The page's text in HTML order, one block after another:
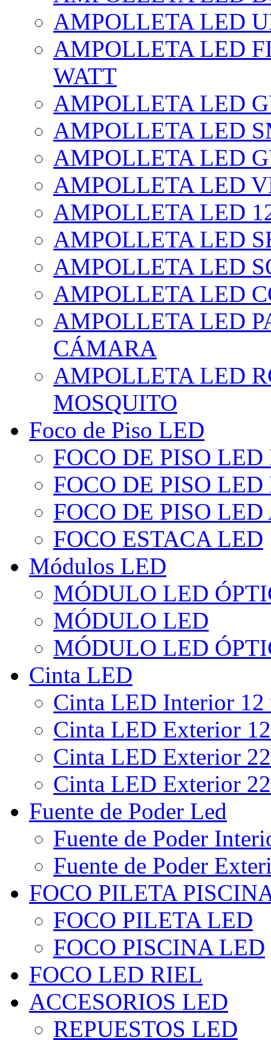
AMPOLLETA LED
AMPOLLETA LED
WATT
AMPOLLETA LED
AMPOLLETA LED
AMPOLLETA LED
AMPOLLETA LED
AMPOLLETA LED
AMPOLLETA LED
AMPOLLETA LED
AMPOLLETA LED
AMPOLLETA LED
CÁMARA
AMPOLLETA LED
MOSQUITO
Foco de Piso LED
FOCO DE PISO
FOCO DE PISO
FOCO DE PISO
FOCO ESTACA LED
Módulos LED
MÓDULO LED
MÓDULO LED
MÓDULO LED
Cinta LED
Cinta LED Interior
Cinta LED Exterior
Cinta LED Exterior
Cinta LED Exterior
Fuente de Poder Led
Fuente de Poder
Fuente de Poder
FOCO PILETA
FOCO PILETA LED
FOCO PISCINA LED
FOCO LED RIEL
ACCESORIOS LED
REPUESTOS LED